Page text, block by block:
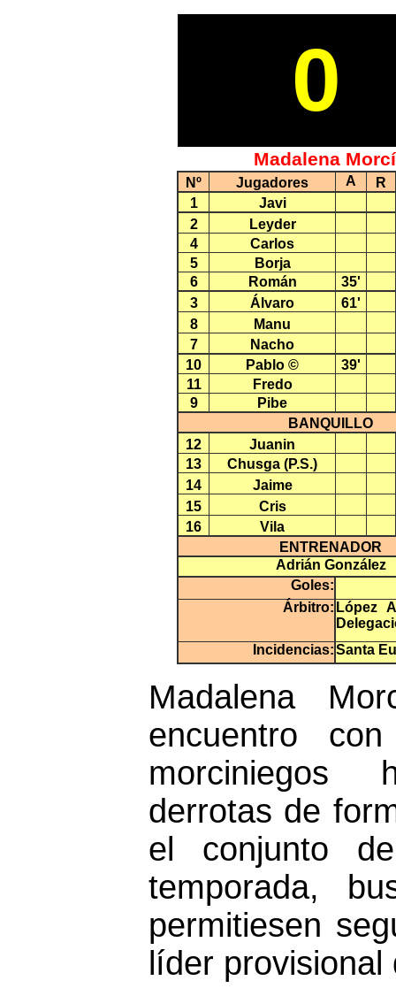
0
Madalena
Nº Jugadores A
R
1
Javi
2
Leyder
4
Carlos
5
Borja
6
Román
35'
3
Álvaro
61'
8
Manu
7
Nacho
10
Pablo ©
39'
11
Fredo
9
Pibe
BANQUILLO
12
Juanin
13
Chusga (P.S.)
14
Jaime
15
Cris
16
Vila
ENTRENADOR
Adrián González
Goles:
Árbitro: López
Incidencias:Santa
Madalena
encuentro
morciniegos
derrotas de
el conjunto
temporada,
permitiesen
líder